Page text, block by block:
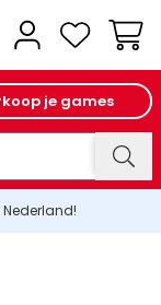
je games